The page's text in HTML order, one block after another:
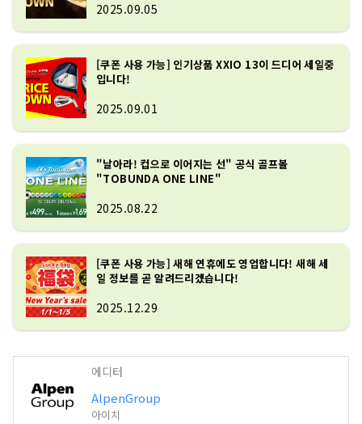
2025.09.05
[쿠폰 사용 가능] 인기상품 XXIO 13이 드디어 세일중
입니다!
2025.09.01
"날아라! 컵으로 이어지는 선" 공식 골프볼
"TOBUNDA ONE LINE"
2025.08.22
[쿠폰 사용 가능] 새해 연휴에도 영업합니다! 새해 세
일 정보를 곧 알려드리겠습니다!
2025.12.29
에디터
AlpenGroup
아이치